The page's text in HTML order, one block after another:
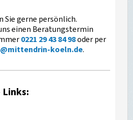
Sie gerne persönlich.
einen Beratungstermin
0221 29 43 84 98oder per
@mittendrin-koeln.de.